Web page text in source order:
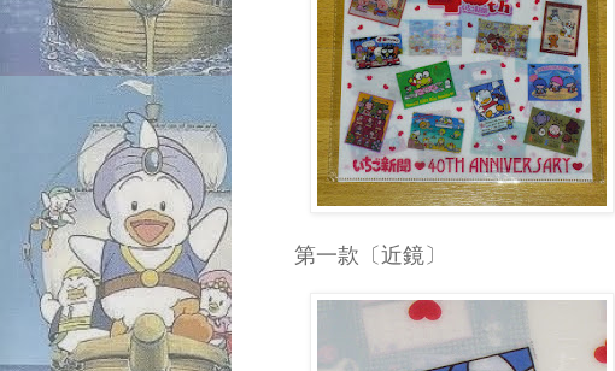
第一款〔近鏡〕